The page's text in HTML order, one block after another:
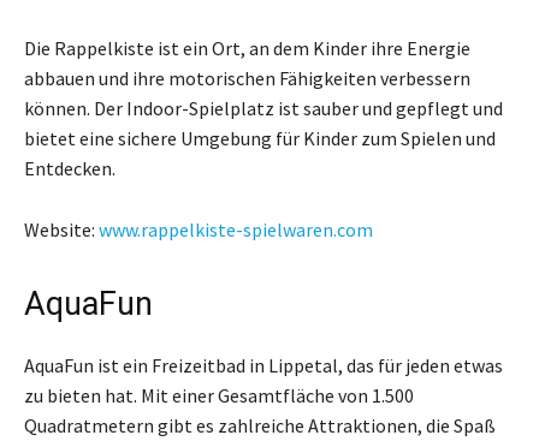
Die Rappelkiste ist ein Ort, an dem Kinder ihre Energie
abbauen und ihre motorischen Fähigkeiten verbessern
können. Der Indoor-Spielplatz ist sauber und gepflegt und
bietet eine sichere Umgebung für Kinder zum Spielen und
Entdecken.
Website: www.rappelkiste-spielwaren.com
AquaFun
AquaFun ist ein Freizeitbad in Lippetal, das für jeden etwas
zu bieten hat. Mit einer Gesamtfläche von 1.500
Quadratmetern gibt es zahlreiche Attraktionen, die Spaß